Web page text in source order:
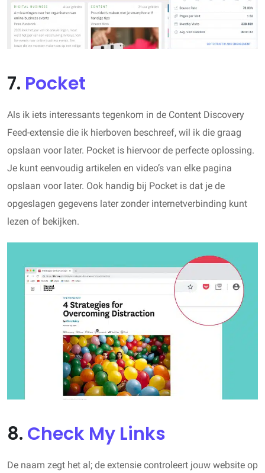
7. Pocket
Als ik iets interessants tegenkom in de Content Discovery
Feed-extensie die ik hierboven beschreef, wil ik die graag
opslaan voor later. Pocket is hiervoor de perfecte oplossing.
Je kunt eenvoudig artikelen en video’s van elke pagina
opslaan voor later. Ook handig bij Pocket is dat je de
opgeslagen gegevens later zonder internetverbinding kunt
lezen of bekijken.
8. Check My Links
De naam zegt het al; de extensie controleert jouw website op